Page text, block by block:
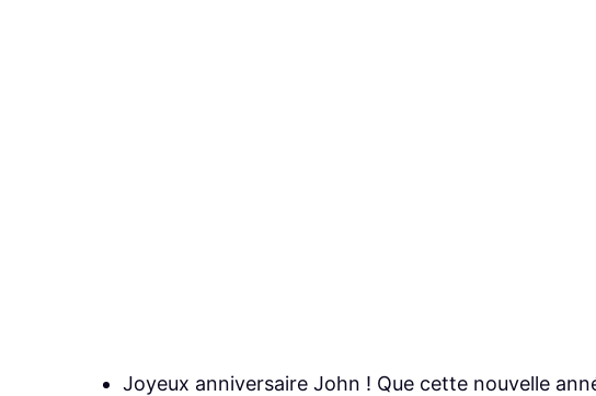
Joyeux anniversaire John ! Que cette nouvelle